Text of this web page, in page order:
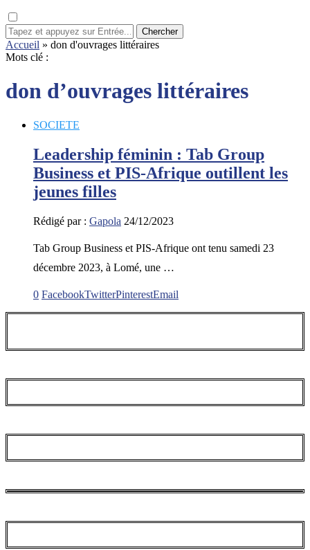
Chercher
Accueil » don d'ouvrages littéraires
Mots clé :
don d’ouvrages littéraires
SOCIETE
Leadership féminin : Tab Group
Business et PIS-Afrique outillent les
jeunes filles
Rédigé par : Gapola 24/12/2023
Tab Group Business et PIS-Afrique ont tenu samedi 23
décembre 2023, à Lomé, une …
0 FacebookTwitterPinterestEmail